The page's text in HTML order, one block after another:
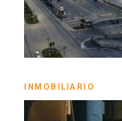
INMOBILIARIO